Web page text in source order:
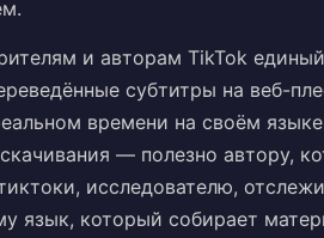
и авторам TikTok
субтитры на веб-
времени на своём
— полезно автору,
исследователю,
язык, который собирает